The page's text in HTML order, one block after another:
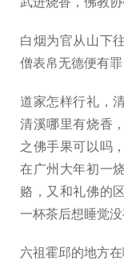
白烟为官从山下
僧表帛无德便有罪
道家怎样行礼，
清溪哪里有烧香
之佛手果可以吗
在广州大年初一
赂，又和礼佛的
一杯茶后想睡觉
六祖霍邱的地方